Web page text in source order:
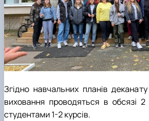
Згідно навчальних планів
виховання проводяться в обсязі
студентами 1-2 курсів.